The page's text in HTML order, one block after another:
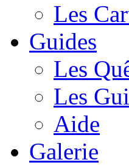
Les
Guides
Les
Les
Aide
Galerie